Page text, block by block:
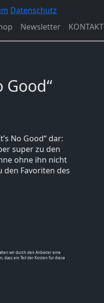
Datenschutz
Newsletter KONTAKT
Good“
No Good“ dar:
super zu den
ohne ihn nicht
den Favoriten des
wir durch den Anbieter eine
dass ein Teil der Kosten für diese